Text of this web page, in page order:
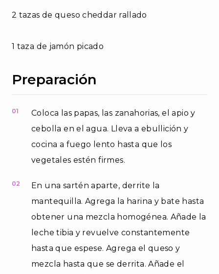
2 tazas de queso cheddar rallado
1 taza de jamón picado
Preparación
01
Coloca las papas, las zanahorias, el apio y
cebolla en el agua. Lleva a ebullición y
cocina a fuego lento hasta que los
vegetales estén firmes.
02
En una sartén aparte, derrite la
mantequilla. Agrega la harina y bate hasta
obtener una mezcla homogénea. Añade la
leche tibia y revuelve constantemente
hasta que espese. Agrega el queso y
mezcla hasta que se derrita. Añade el